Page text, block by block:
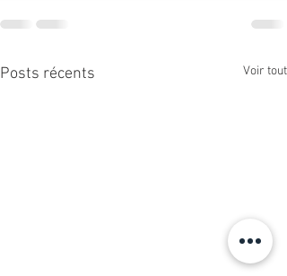
Posts récents Voir tout